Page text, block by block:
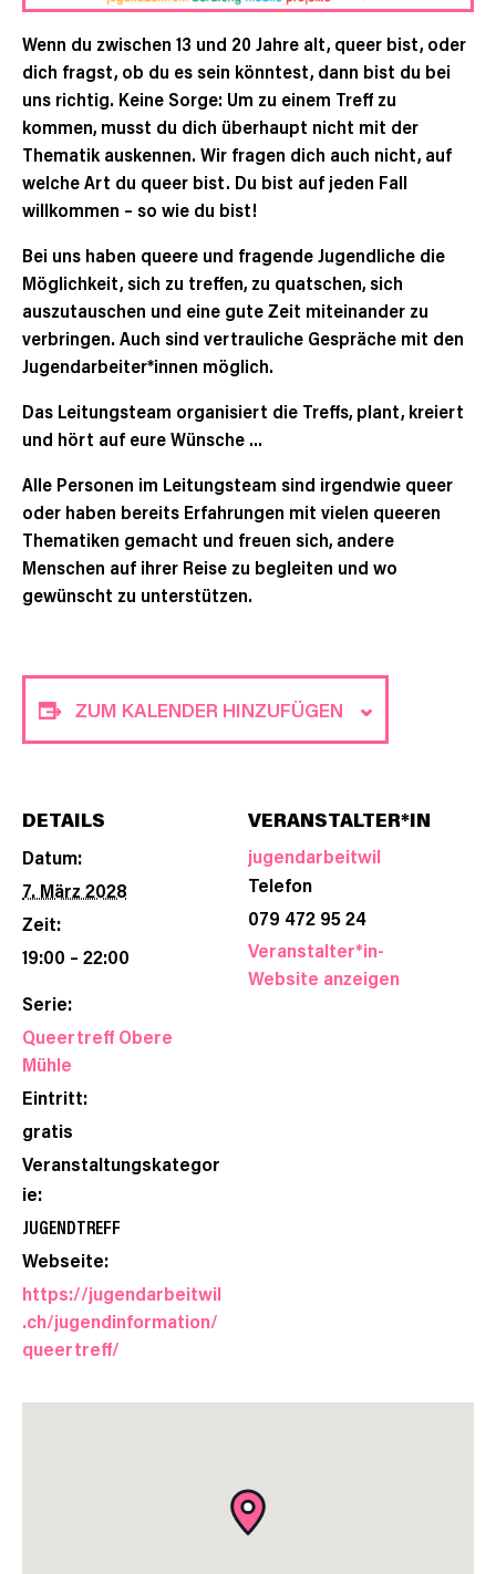
Wenn du zwischen 13 und 20 Jahre alt, queer bist, oder
dich fragst, ob du es sein könntest, dann bist du bei
uns richtig. Keine Sorge: Um zu einem Treff zu
kommen, musst du dich überhaupt nicht mit der
Thematik auskennen. Wir fragen dich auch nicht, auf
welche Art du queer bist. Du bist auf jeden Fall
willkommen – so wie du bist!
Bei uns haben queere und fragende Jugendliche die
Möglichkeit, sich zu treffen, zu quatschen, sich
auszutauschen und eine gute Zeit miteinander zu
verbringen. Auch sind vertrauliche Gespräche mit den
Jugendarbeiter*innen möglich.
Das Leitungsteam organisiert die Treffs, plant, kreiert
und hört auf eure Wünsche …
Alle Personen im Leitungsteam sind irgendwie queer
oder haben bereits Erfahrungen mit vielen queeren
Thematiken gemacht und freuen sich, andere
Menschen auf ihrer Reise zu begleiten und wo
gewünscht zu unterstützen.
ZUM KALENDER HINZUFÜGEN
DETAILS
Datum:
7. März 2028
Zeit:
19:00 – 22:00
Serie:
Queertreff Obere
Mühle
Eintritt:
gratis
Veranstaltungskategor
ie:
JUGENDTREFF
Webseite:
https://jugendarbeitwil
.ch/jugendinformation/
queertreff/
VERANSTALTER*IN
jugendarbeitwil
Telefon
079 472 95 24
Veranstalter*in-
Website anzeigen